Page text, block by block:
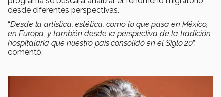
desde diferentes perspectivas.
“Desde la artística, estética, como lo que pasa en México,
en Europa, y también desde la perspectiva de la tradición
hospitalaria que nuestro país consolidó en el Siglo 20”,
comentó.